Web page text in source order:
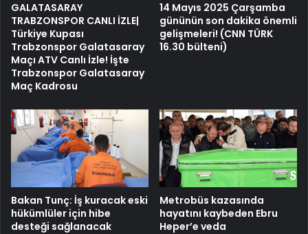
GALATASARAY
TRABZONSPOR CANLI İZLE|
Türkiye Kupası
Trabzonspor Galatasaray
Maçı ATV Canlı İzle! İşte
Trabzonspor Galatasaray
Maç Kadrosu
14 Mayıs 2025 Çarşamba
gününün son dakika önemli
gelişmeleri! (CNN TÜRK
16.30 bülteni)
Bakan Tunç: İş kuracak eski
hükümlüler için hibe
desteği sağlanacak
Metrobüs kazasında
hayatını kaybeden Ebru
Heper’e veda